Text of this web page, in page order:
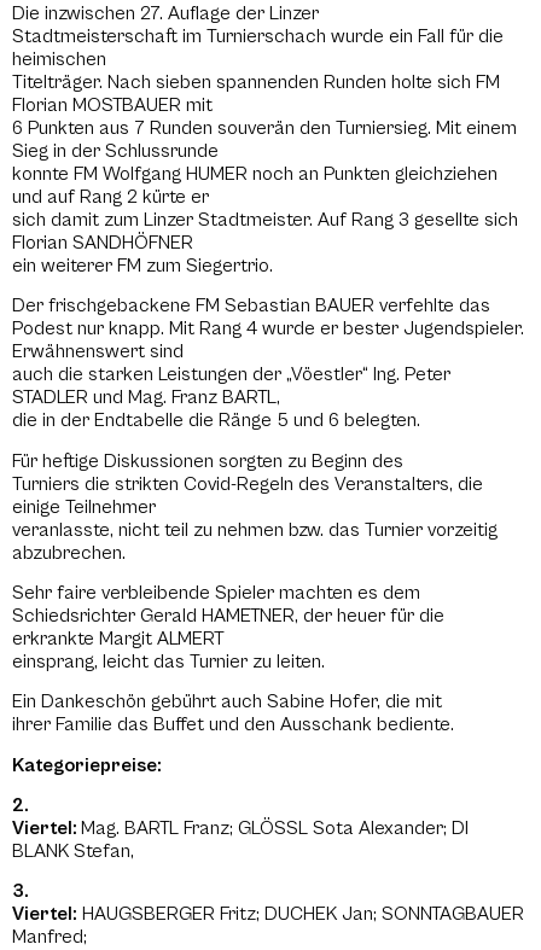
Die inzwischen 27. Auflage der Linzer
Stadtmeisterschaft im Turnierschach wurde ein Fall für die
heimischen
Titelträger. Nach sieben spannenden Runden holte sich FM
Florian MOSTBAUER mit
6 Punkten aus 7 Runden souverän den Turniersieg. Mit einem
Sieg in der Schlussrunde
konnte FM Wolfgang HUMER noch an Punkten gleichziehen
und auf Rang 2 kürte er
sich damit zum Linzer Stadtmeister. Auf Rang 3 gesellte sich
Florian SANDHÖFNER
ein weiterer FM zum Siegertrio.
Der frischgebackene FM Sebastian BAUER verfehlte das
Podest nur knapp. Mit Rang 4 wurde er bester Jugendspieler.
Erwähnenswert sind
auch die starken Leistungen der „Vöestler“ Ing. Peter
STADLER und Mag. Franz BARTL,
die in der Endtabelle die Ränge 5 und 6 belegten.
Für heftige Diskussionen sorgten zu Beginn des
Turniers die strikten Covid-Regeln des Veranstalters, die
einige Teilnehmer
veranlasste, nicht teil zu nehmen bzw. das Turnier vorzeitig
abzubrechen.
Sehr faire verbleibende Spieler machten es dem
Schiedsrichter Gerald HAMETNER, der heuer für die
erkrankte Margit ALMERT
einsprang, leicht das Turnier zu leiten.
Ein Dankeschön gebührt auch Sabine Hofer, die mit
ihrer Familie das Buffet und den Ausschank bediente.
Kategoriepreise:
2.
Viertel: Mag. BARTL Franz; GLÖSSL Sota Alexander; DI
BLANK Stefan,
3.
Viertel: HAUGSBERGER Fritz; DUCHEK Jan; SONNTAGBAUER
Manfred;